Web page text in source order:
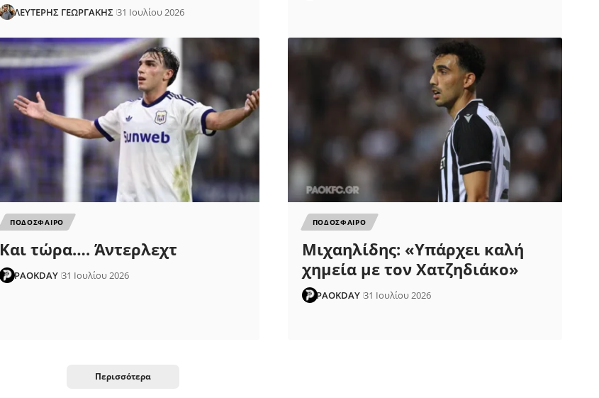
ΛΕΥΤΕΡΗΣ ΓΕΩΡΓΑΚΗΣ 31 Ιουλίου 2026
ΠΟΔΟΣΦΑΙΡΟ
Και τώρα…. Άντερλεχτ
PAOKDAY 31 Ιουλίου 2026
ΠΟΔΟΣΦΑΙΡΟ
Μιχαηλίδης: «Υπάρχει καλή
χημεία με τον Χατζηδιάκο»
PAOKDAY 31 Ιουλίου 2026
Περισσότερα